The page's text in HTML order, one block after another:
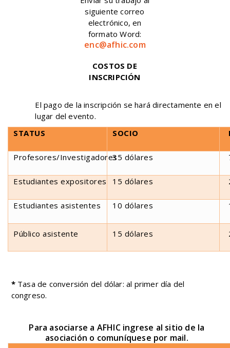
siguiente correo
electrónico, en
formato Word:
enc@afhic.com
COSTOS DE
INSCRIPCIÓN
El pago de la inscripción se hará directamente en el
lugar del evento.
STATUS
SOCIO
Profesores/Investigadores35 dólares
Estudiantes expositores 15 dólares
Estudiantes asistentes 10 dólares
Público asistente 15 dólares
* Tasa de conversión del dólar: al primer día del
congreso.
Para asociarse a AFHIC ingrese al sitio de la
asociación o comuníquese por mail.